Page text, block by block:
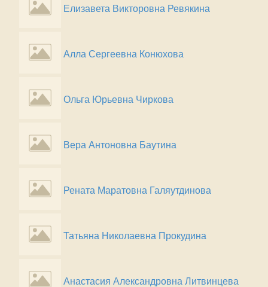
Елизавета Викторовна Ревякина
Алла Сергеевна Конюхова
Ольга Юрьевна Чиркова
Вера Антоновна Баутина
Рената Маратовна Галяутдинова
Татьяна Николаевна Прокудина
Анастасия Александровна Литвинцева